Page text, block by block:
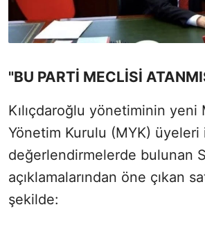
"BU PARTİ MECLİSİ
Kılıçdaroğlu yönetiminin yeni
Yönetim Kurulu (MYK) üyeleri
değerlendirmelerde bulunan
açıklamalarından öne çıkan
şekilde: